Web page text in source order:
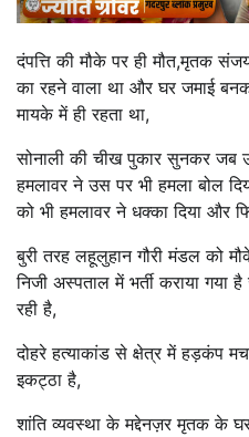
दंपत्ति की मौके पर ही मौत,मृतक
का रहने वाला था और घर जमाई
मायके में ही रहता था,
सोनाली की चीख पुकार सुनकर जब
हमलावर ने उस पर भी हमला बोल
को भी हमलावर ने धक्का दिया और
बुरी तरह लहूलुहान गौरी मंडल को
निजी अस्पताल में भर्ती कराया गया
रही है,
दोहरे हत्याकांड से क्षेत्र में हड़कंप
इकट्ठा है,
शांति व्यवस्था के मद्देनज़र मृतक के